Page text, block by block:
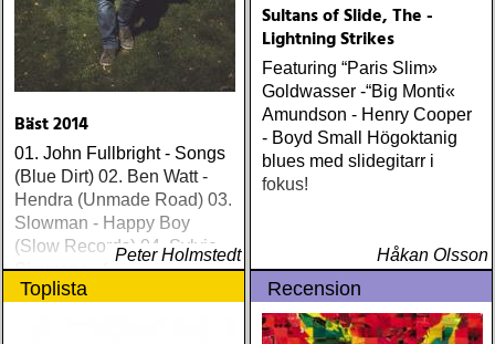
Bäst 2014
01. John Fullbright - Songs
(Blue Dirt) 02. Ben Watt -
Hendra (Unmade Road) 03.
Slowman - Happy Boy
(Slow Records) 04. Sylvie
Simmons - Sylvie (Light In
The Attic) 05. Ethan Johns -
Peter Holmstedt
Sultans of Slide, The -
Lightning Strikes
Featuring “Paris Slim»
Goldwasser -“Big Monti«
Amundson - Henry Cooper
- Boyd Small Högoktanig
blues med slidegitarr i
fokus!
Håkan Olsson
Toplista Recension